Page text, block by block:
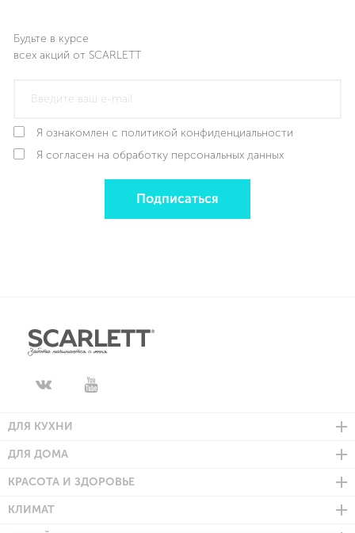
Будьте в курсе
всех акций от SCARLETT
Я ознакомлен с политикой конфиденциальности
Я согласен на обработку персональных данных
Подписаться
ДЛЯ КУХНИ
ДЛЯ ДОМА
КРАСОТА И ЗДОРОВЬЕ
КЛИМАТ